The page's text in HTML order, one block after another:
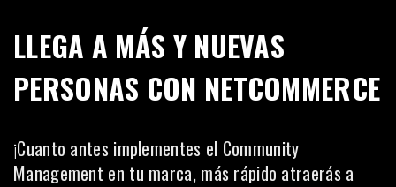
LLEGA A MÁS Y NUEVAS
PERSONAS CON NETCOMMERCE
¡Cuanto antes implementes el Community
Management en tu marca, más rápido atraerás a